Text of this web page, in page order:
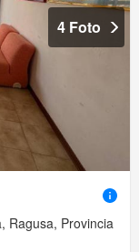
4 Foto
Ragusa, Provincia